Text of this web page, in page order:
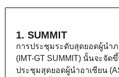
1. SUMMIT
การประชุมระดับสุดยอดผู้นำภ
(IMT-GT SUMMIT) นั้นจะจัด
ประชุมสุดยอดผู้นำอาเซียน